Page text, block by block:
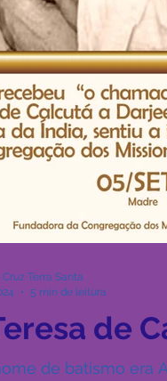
de
de batismo era
Terra Santa
5 min de leitura